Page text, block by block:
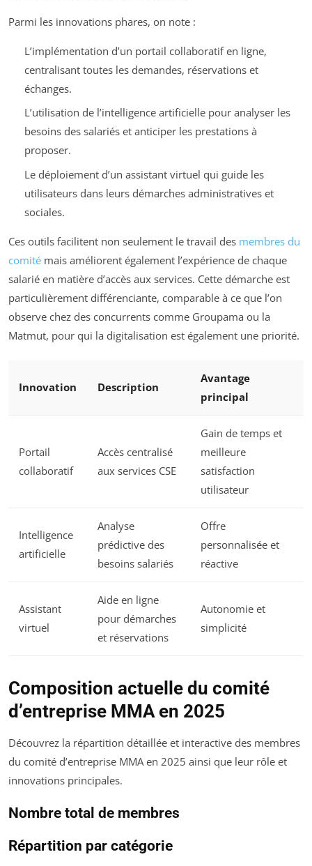
Parmi les innovations phares, on note :
L’implémentation d’un portail collaboratif en ligne,
centralisant toutes les demandes, réservations et
échanges.
L’utilisation de l’intelligence artificielle pour analyser les
besoins des salariés et anticiper les prestations à
proposer.
Le déploiement d’un assistant virtuel qui guide les
utilisateurs dans leurs démarches administratives et
sociales.
Ces outils facilitent non seulement le travail des membres du
comité mais améliorent également l’expérience de chaque
salarié en matière d’accès aux services. Cette démarche est
particulièrement différenciante, comparable à ce que l’on
observe chez des concurrents comme Groupama ou la
Matmut, pour qui la digitalisation est également une priorité.
Innovation Description
Avantage
principal
Portail
collaboratif
Accès centralisé
aux services CSE
Gain de temps et
meilleure
satisfaction
utilisateur
Intelligence
artificielle
Analyse
prédictive des
besoins salariés
Offre
personnalisée et
réactive
Assistant
virtuel
Aide en ligne
pour démarches
et réservations
Autonomie et
simplicité
Composition actuelle du comité
d’entreprise MMA en 2025
Découvrez la répartition détaillée et interactive des membres
du comité d’entreprise MMA en 2025 ainsi que leur rôle et
innovations principales.
Nombre total de membres
Répartition par catégorie